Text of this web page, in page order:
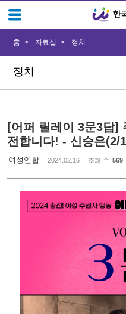
정치
홈 자료실 정치
[어퍼 릴레이 3문3답]
전합니다! - 신승은(2/
여성연합 2024.02.16 조회 수 569